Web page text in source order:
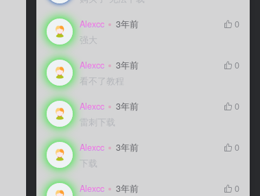
Alexcc 3年前
0
强大
Alexcc 3年前
0
看不了教程
Alexcc 3年前
0
雷刺下载
Alexcc 3年前
0
下载
Alexcc 3年前
0